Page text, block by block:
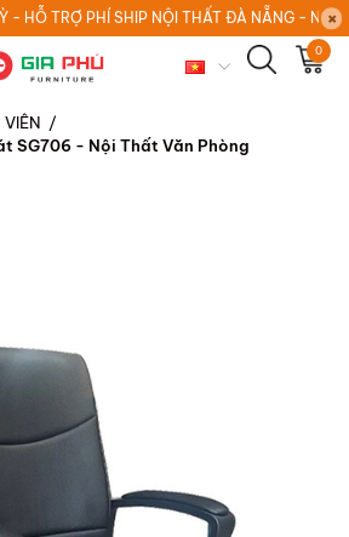
- HỖ TRỢ PHÍ SHIP NỘI THẤT ĐÀ NẴNG - NỘI
0
VIÊN /
SG706 - Nội Thất Văn Phòng